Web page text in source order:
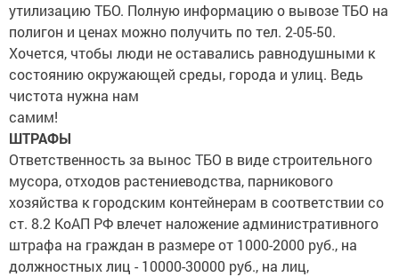
утилизацию ТБО. Полную информацию о вывозе ТБО на
полигон и ценах можно получить по тел. 2-05-50.
Хочется, чтобы люди не оставались равнодушными к
состоянию окружающей среды, города и улиц. Ведь
чистота нужна нам
самим!
ШТРАФЫ
Ответственность за вынос ТБО в виде строительного
мусора, отходов растениеводства, парникового
хозяйства к городским контейнерам в соответствии со
ст. 8.2 КоАП РФ влечет наложение административного
штрафа на граждан в размере от 1000-2000 руб., на
должностных лиц - 10000-30000 руб., на лиц,